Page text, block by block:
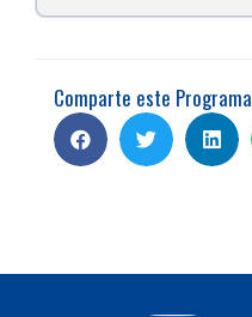
Comparte este Programa